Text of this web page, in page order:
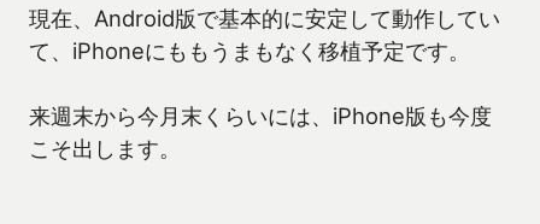
現在、Android版で基本的に安定して動作してい
て、iPhoneにももうまもなく移植予定です。
来週末から今月末くらいには、iPhone版も今度
こそ出します。